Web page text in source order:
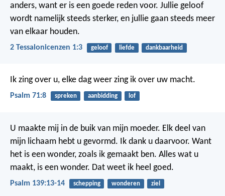
anders, want er is een goede reden voor. Jullie geloof
wordt namelijk steeds sterker, en jullie gaan steeds meer
van elkaar houden.
2 Tessalonicenzen 1:3 geloof liefde dankbaarheid
Ik zing over u, elke dag weer zing ik over uw macht.
Psalm 71:8 spreken aanbidding lof
U maakte mij in de buik van mijn moeder. Elk deel van
mijn lichaam hebt u gevormd. Ik dank u daarvoor. Want
het is een wonder, zoals ik gemaakt ben. Alles wat u
maakt, is een wonder. Dat weet ik heel goed.
Psalm 139:13-14 schepping wonderen ziel